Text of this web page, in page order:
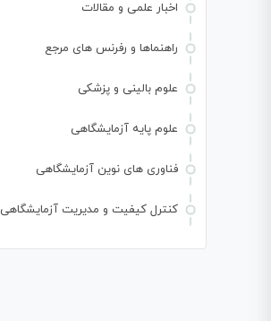
اخبار علمی و مقالات
راهنماها و رفرنس های مرجع
علوم بالینی و پزشکی
علوم پایه آزمایشگاهی
فناوری های نوین آزمایشگاهی
کنترل کیفیت و مدیریت آزمایشگاهی